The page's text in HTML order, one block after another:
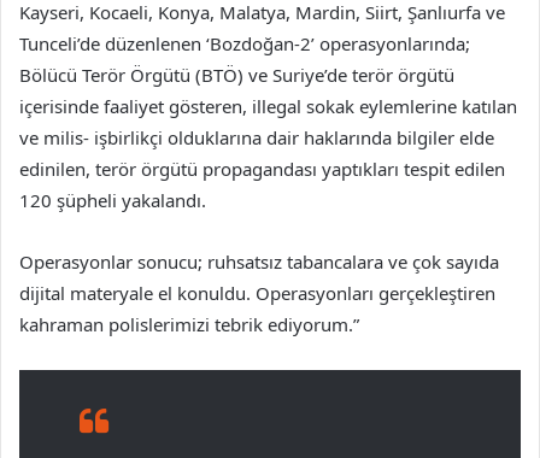
Kayseri, Kocaeli, Konya, Malatya, Mardin, Siirt, Şanlıurfa ve
Tunceli’de düzenlenen ‘Bozdoğan-2’ operasyonlarında;
Bölücü Terör Örgütü (BTÖ) ve Suriye’de terör örgütü
içerisinde faaliyet gösteren, illegal sokak eylemlerine katılan
ve milis- işbirlikçi olduklarına dair haklarında bilgiler elde
edinilen, terör örgütü propagandası yaptıkları tespit edilen
120 şüpheli yakalandı.
Operasyonlar sonucu; ruhsatsız tabancalara ve çok sayıda
dijital materyale el konuldu. Operasyonları gerçekleştiren
kahraman polislerimizi tebrik ediyorum.”